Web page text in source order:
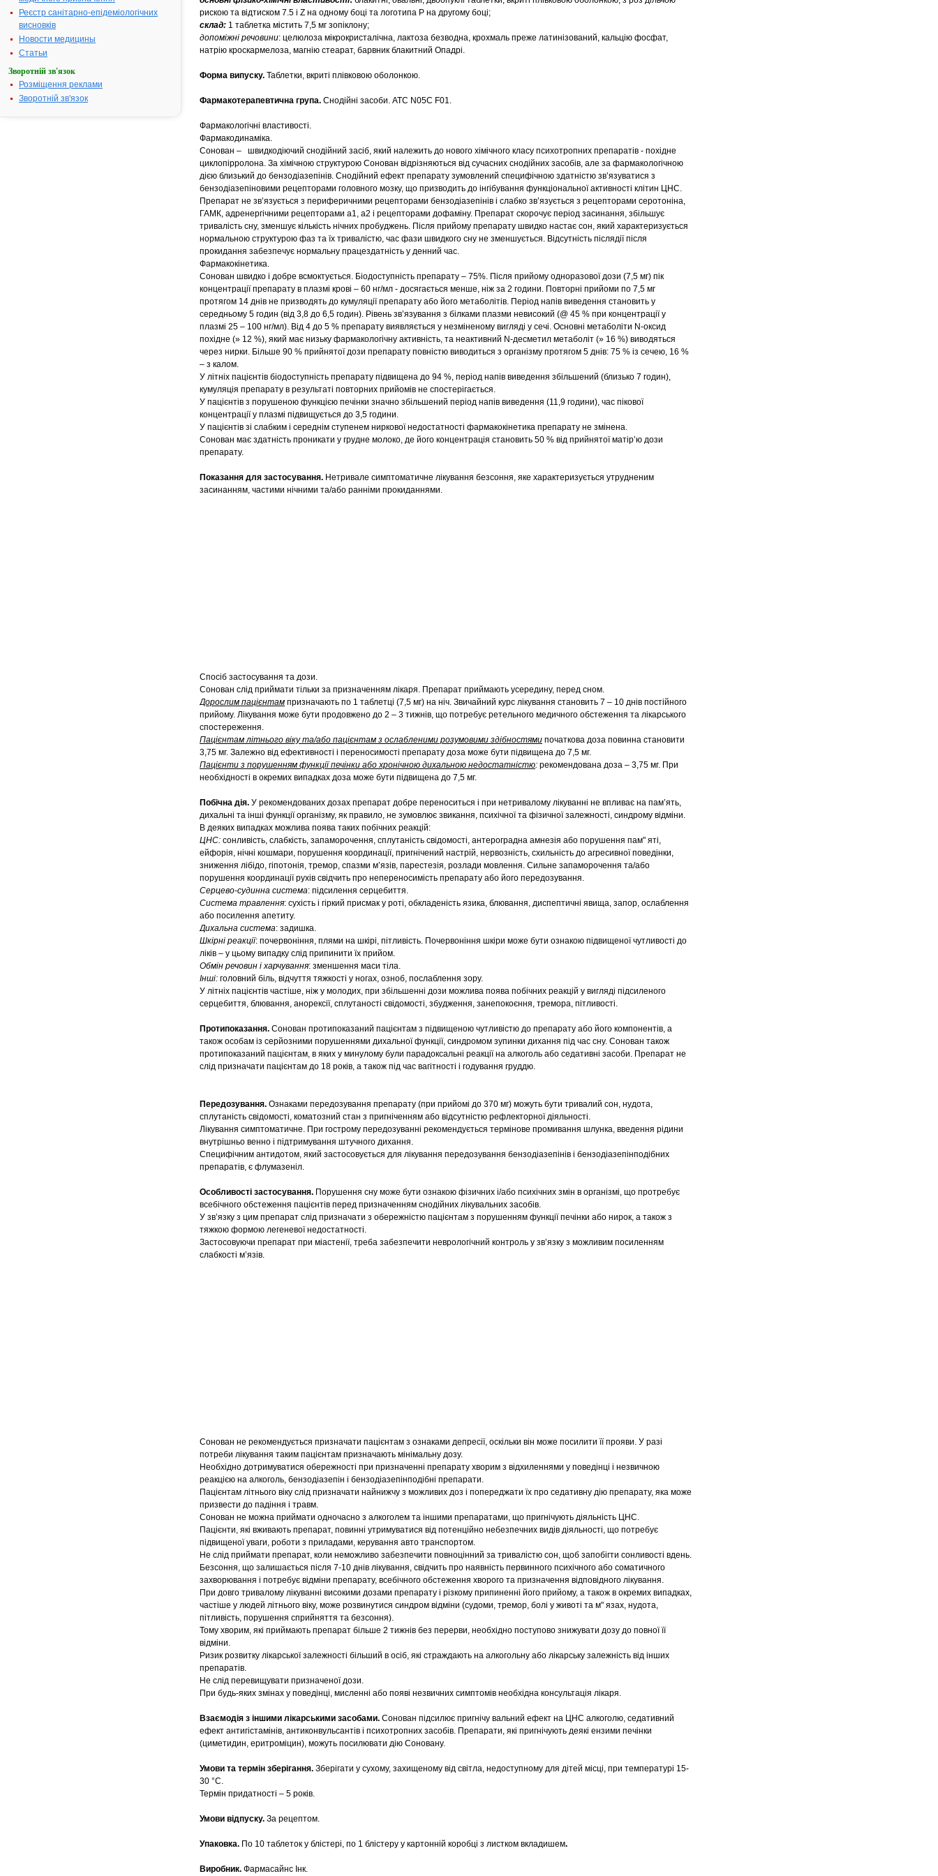
Реєстр санітарно-епідеміологічних
висновків
Новости медицины
Статьи
Зворотній зв'язок
Розміщення реклами
Зворотній зв'язок
рискою та відтиском 7.5 і Z на одному боці та логотипа Р на другому боці;
склад: 1 таблетка містить 7,5 мг зопіклону;
допоміжні речовини: целюлоза мікрокристалічна, лактоза безводна, крохмаль преже латинізований, кальцію фосфат,
натрію кроскармелоза, магнію стеарат, барвник блакитний Опадрі.
Форма випуску. Таблетки, вкриті плівковою оболонкою.
Фармакотерапевтична група. Снодійні засоби. АТС N05C F01.
Фармакологічні властивості.
Фармакодинаміка.
Сонован – швидкодіючий снодійний засіб, який належить до нового хімічного класу психотропних препаратів - похідне
циклопірролона. За хімічною структурою Сонован відрізняються від сучасних снодійних засобів, але за фармакологічною
дією близький до бензодіазепінів. Снодійний ефект препарату зумовлений специфічною здатністю зв’язуватися з
бензодіазепіновими рецепторами головного мозку, що призводить до інгібування функціональної активності клітин ЦНС.
Препарат не зв’язується з периферичними рецепторами бензодіазепінів і слабко зв’язується з рецепторами серотоніна,
ГАМК, адренергічними рецепторами a1, a2 і рецепторами дофаміну. Препарат скорочує період засинання, збільшує
тривалість сну, зменшує кількість нічних пробуджень. Після прийому препарату швидко настає сон, який характеризується
нормальною структурою фаз та їх тривалістю, час фази швидкого сну не зменшується. Відсутність післядії після
прокидання забезпечує нормальну працездатність у денний час.
Фармакокінетика.
Сонован швидко і добре всмоктується. Біодоступність препарату – 75%. Після прийому одноразової дози (7,5 мг) пік
концентрації препарату в плазмі крові – 60 нг/мл - досягається менше, ніж за 2 години. Повторні прийоми по 7,5 мг
протягом 14 днів не призводять до кумуляції препарату або його метаболітів. Період напів виведення становить у
середньому 5 годин (від 3,8 до 6,5 годин). Рівень зв’язування з білками плазми невисокий (@ 45 % при концентрації у
плазмі 25 – 100 нг/мл). Від 4 до 5 % препарату виявляється у незміненому вигляді у сечі. Основні метаболіти N-оксид
похідне (» 12 %), який має низьку фармакологічну активність, та неактивний N-десметил метаболіт (» 16 %) виводяться
через нирки. Більше 90 % прийнятої дози препарату повністю виводиться з організму протягом 5 днів: 75 % із сечею, 16 %
– з калом.
У літніх пацієнтів біодоступність препарату підвищена до 94 %, період напів виведення збільшений (близько 7 годин),
кумуляція препарату в результаті повторних прийомів не спостерігається.
У пацієнтів з порушеною функцією печінки значно збільшений період напів виведення (11,9 години), час пікової
концентрації у плазмі підвищується до 3,5 години.
У пацієнтів зі слабким і середнім ступенем ниркової недостатності фармакокінетика препарату не змінена.
Сонован має здатність проникати у грудне молоко, де його концентрація становить 50 % від прийнятої матір’ю дози
препарату.
Показання для застосування. Нетривале симптоматичне лікування безсоння, яке характеризується утрудненим
засинанням, частими нічними та/або ранніми прокиданнями.
Спосіб застосування та дози.
Сонован слід приймати тільки за призначенням лікаря. Препарат приймають усередину, перед сном.
Дорослим пацієнтам призначають по 1 таблетці (7,5 мг) на ніч. Звичайний курс лікування становить 7 – 10 днів постійного
прийому. Лікування може бути продовжено до 2 – 3 тижнів, що потребує ретельного медичного обстеження та лікарського
спостереження.
Пацієнтам літнього віку та/або пацієнтам з ослабленими розумовими здібностями початкова доза повинна становити
3,75 мг. Залежно від ефективності і переносимості препарату доза може бути підвищена до 7,5 мг.
Пацієнти з порушенням функції печінки або хронічною дихальною недостатністю: рекомендована доза – 3,75 мг. При
необхідності в окремих випадках доза може бути підвищена до 7,5 мг.
Побічна дія. У рекомендованих дозах препарат добре переноситься і при нетривалому лікуванні не впливає на пам’ять,
дихальні та інші функції організму, як правило, не зумовлює звикання, психічної та фізичної залежності, синдрому відміни.
В деяких випадках можлива поява таких побічних реакцій:
ЦНС: сонливість, слабкість, запаморочення, сплутаність свідомості, антероградна амнезія або порушення пам" яті,
ейфорія, нічні кошмари, порушення координації, пригнічений настрій, нервозність, схильність до агресивної поведінки,
зниження лібідо, гіпотонія, тремор, спазми м’язів, парестезія, розлади мовлення. Сильне запаморочення та/або
порушення координації рухів свідчить про непереносимість препарату або його передозування.
Серцево-судинна система: підсилення серцебиття.
Система травлення: сухість і гіркий присмак у роті, обкладеність язика, блювання, диспептичні явища, запор, ослаблення
або посилення апетиту.
Дихальна система: задишка.
Шкірні реакції: почервоніння, плями на шкірі, пітливість. Почервоніння шкіри може бути ознакою підвищеної чутливості до
ліків – у цьому випадку слід припинити їх прийом.
Обмін речовин і харчування: зменшення маси тіла.
Інші: головний біль, відчуття тяжкості у ногах, озноб, послаблення зору.
У літніх пацієнтів частіше, ніж у молодих, при збільшенні дози можлива поява побічних реакцій у вигляді підсиленого
серцебиття, блювання, анорексії, сплутаності свідомості, збудження, занепокоєння, тремора, пітливості.
Протипоказання. Сонован протипоказаний пацієнтам з підвищеною чутливістю до препарату або його компонентів, а
також особам із серйозними порушеннями дихальної функції, синдромом зупинки дихання під час сну. Сонован також
протипоказаний пацієнтам, в яких у минулому були парадоксальні реакції на алкоголь або седативні засоби. Препарат не
слід призначати пацієнтам до 18 років, а також під час вагітності і годування груддю.
Передозування. Ознаками передозування препарату (при прийомі до 370 мг) можуть бути тривалий сон, нудота,
сплутаність свідомості, коматозний стан з пригніченням або відсутністю рефлекторної діяльності.
Лікування симптоматичне. При гострому передозуванні рекомендується термінове промивання шлунка, введення рідини
внутрішньо венно і підтримування штучного дихання.
Специфічним антидотом, який застосовується для лікування передозування бензодіазепінів і бензодіазепінподібних
препаратів, є флумазеніл.
Особливості застосування. Порушення сну може бути ознакою фізичних і/або психічних змін в організмі, що протребує
всебічного обстеження пацієнтів перед призначенням снодійних лікувальних засобів.
У зв’язку з цим препарат слід призначати з обережністю пацієнтам з порушенням функції печінки або нирок, а також з
тяжкою формою легеневої недостатності.
Застосовуючи препарат при міастенії, треба забезпечити неврологічний контроль у зв’язку з можливим посиленням
слабкості м’язів.
Сонован не рекомендується призначати пацієнтам з ознаками депресії, оскільки він може посилити її прояви. У разі
потреби лікування таким пацієнтам призначають мінімальну дозу.
Необхідно дотримуватися обережності при призначенні препарату хворим з відхиленнями у поведінці і незвичною
реакцією на алкоголь, бензодіазепін і бензодіазепінподібні препарати.
Пацієнтам літнього віку слід призначати найнижчу з можливих доз і попереджати їх про седативну дію препарату, яка може
призвести до падіння і травм.
Сонован не можна приймати одночасно з алкоголем та іншими препаратами, що пригнічують діяльність ЦНС.
Пацієнти, які вживають препарат, повинні утримуватися від потенційно небезпечних видів діяльності, що потребує
підвищеної уваги, роботи з приладами, керування авто транспортом.
Не слід приймати препарат, коли неможливо забезпечити повноцінний за тривалістю сон, щоб запобігти сонливості вдень.
Безсоння, що залишається після 7-10 днів лікування, свідчить про наявність первинного психічного або соматичного
захворювання і потребує відміни препарату, всебічного обстеження хворого та призначення відповідного лікування.
При довго тривалому лікуванні високими дозами препарату і різкому припиненні його прийому, а також в окремих випадках,
частіше у людей літнього віку, може розвинутися синдром відміни (судоми, тремор, болі у животі та м" язах, нудота,
пітливість, порушення сприйняття та безсоння).
Тому хворим, які приймають препарат більше 2 тижнів без перерви, необхідно поступово знижувати дозу до повної її
відміни.
Ризик розвитку лікарської залежності більший в осіб, які страждають на алкогольну або лікарську залежність від інших
препаратів.
Не слід перевищувати призначеної дози.
При будь-яких змінах у поведінці, мисленні або появі незвичних симптомів необхідна консультація лікаря.
Взаємодія з іншими лікарськими засобами. Сонован підсилює пригнічу вальний ефект на ЦНС алкоголю, седативний
ефект антигістамінів, антиконвульсантів і психотропних засобів. Препарати, які пригнічують деякі ензими печінки
(циметидин, еритроміцин), можуть посилювати дію Соновану.
Умови та термін зберігання. Зберігати у сухому, захищеному від світла, недоступному для дітей місці, при температурі 15-
30 °С.
Термін придатності – 5 років.
Умови відпуску. За рецептом.
Упаковка. По 10 таблеток у блістері, по 1 блістеру у картонній коробці з листком вкладишем.
Виробник. Фармасайнс Інк.